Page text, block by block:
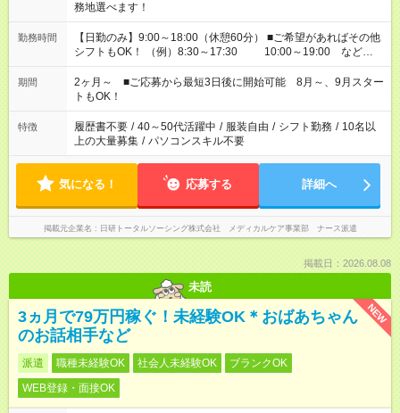
務地選べます！
勤務時間
【日勤のみ】9:00～18:00（休憩60分） ■ご希望があればその他
シフトもOK！ （例）8:30～17:30 10:00～19:00 など
「家族とお休みを合わせたい」 「余裕を持って夕飯の準備がし
たい」 「できれば残業はしたくない」 など、ご希望があれば教
えてくださいね。 ※Wワーク希望の方へ 今ご覧のお仕事で希望
する勤務時間と、もう1つのお仕事の勤務時間。 合計で週40時
間を超える場合は応募できません
期間
2ヶ月～ ■ご応募から最短3日後に開始可能 8月～、9月スター
トもOK！
特徴 履歴書不要 / 40～50代活躍中 / 服装自由 / シフト勤務 / 10名以
上の大量募集 / パソコンスキル不要
気になる！ 応募する 詳細へ
掲載元企業名 日研トータルソーシング株式会社 メディカルケア事業部 ナース派遣
掲載日：2026.08.08
未読
NEW
3ヵ月で79万円稼ぐ！未経験OK＊おばあちゃん
のお話相手など
派遣 職種未経験OK 社会人未経験OK
ブランクOK
WEB登録・面接OK